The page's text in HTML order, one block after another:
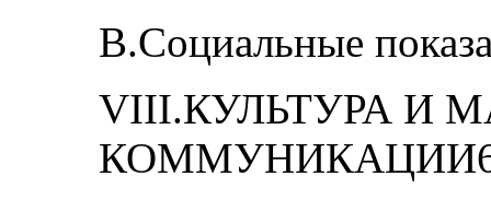
B.Социальные
VIII.КУЛЬТУРА И